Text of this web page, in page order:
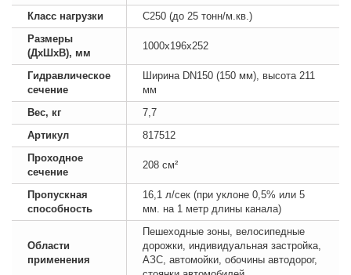
Класс нагрузки
C250 (до 25 тонн/м.кв.)
Размеры
(ДхШхВ), мм
1000х196х252
Гидравлическое
сечение
Ширина DN150 (150 мм), высота 211
мм
Вес, кг
7,7
Артикул
817512
Проходное
сечение
208 см²
Пропускная
способность
16,1 л/сек (при уклоне 0,5% или 5
мм. на 1 метр длины канала)
Области
применения
Пешеходные зоны, велосипедные
дорожки, индивидуальная застройка,
АЗС, автомойки, обочины автодорог,